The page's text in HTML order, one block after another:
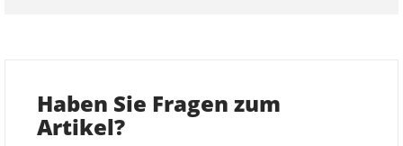
Haben Sie Fragen zum
Artikel?